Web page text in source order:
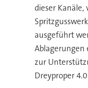
dieser
ausgeführt
Ablagerungen
zur
Dreyproper